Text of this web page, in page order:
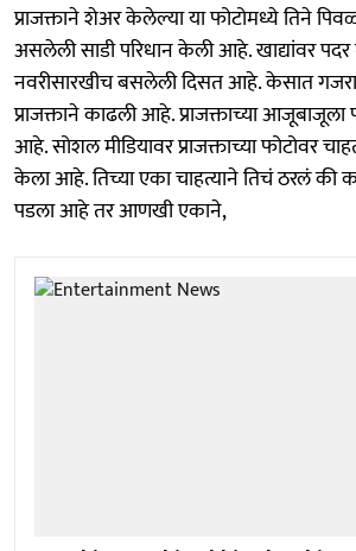
प्राजक्ताने शेअर केलेल्या या फोटोमध्ये तिने
असलेली साडी परिधान केली आहे. खाद्यांवर पदर
नवरीसारखीच बसलेली दिसत आहे. केसात
प्राजक्ताने काढली आहे. प्राजक्ताच्या
आहे. सोशल मीडियावर प्राजक्ताच्या फोटोवर
केला आहे. तिच्या एका चाहत्याने तिचं ठरलं की
पडला आहे तर आणखी एकाने,